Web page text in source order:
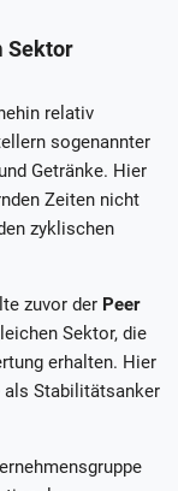
Sektor
relativ
sogenannter
Getränke. Hier
Zeiten nicht
zyklischen
zuvor der Peer
Sektor, die
erhalten. Hier
als Stabilitätsanker